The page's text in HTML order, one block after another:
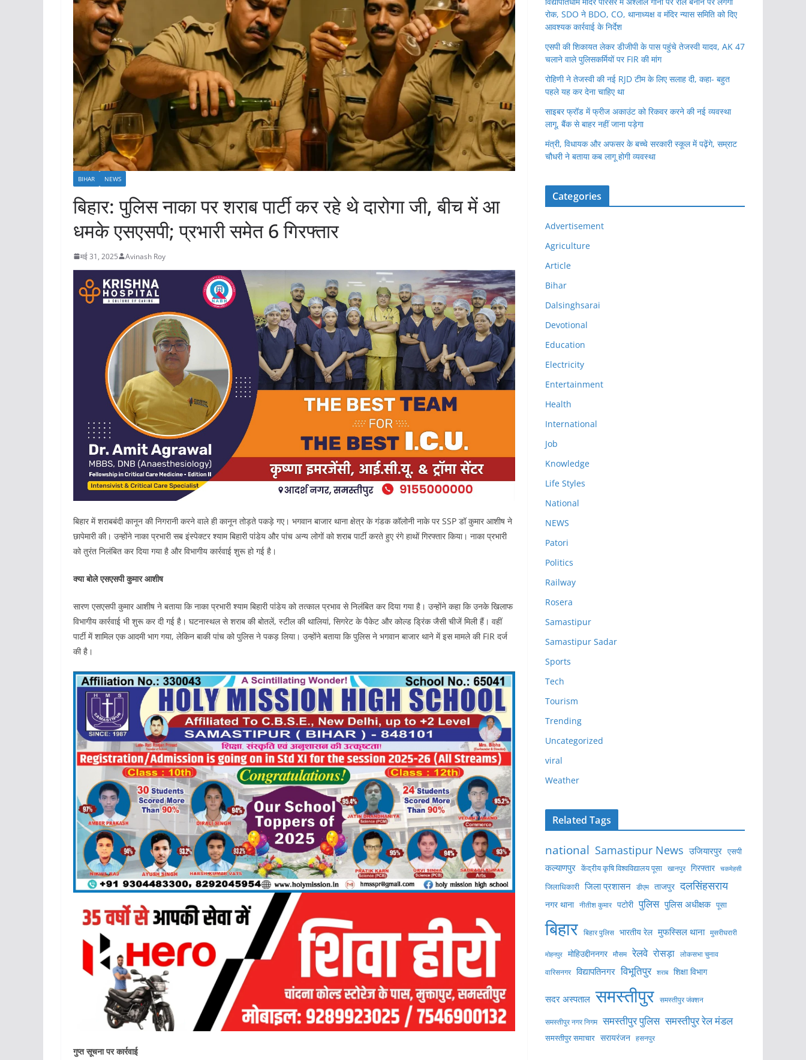
BIHAR NEWS
बिहार: पुलिस नाका पर शराब पार्टी कर रहे थे दारोगा जी, बीच में आ
धमके एसएसपी; प्रभारी समेत 6 गिरफ्तार
मई 31, 2025 Avinash Roy
बिहार में शराबबंदी कानून की निगरानी करने वाले ही कानून तोड़ते पकड़े गए। भगवान बाजार थाना क्षेत्र के गंडक कॉलोनी नाके पर SSP डॉ कुमार आशीष ने
छापेमारी की। उन्होंने नाका प्रभारी सब इंस्पेक्टर श्याम बिहारी पांडेय और पांच अन्य लोगों को शराब पार्टी करते हुए रंगे हाथों गिरफ्तार किया। नाका प्रभारी
को तुरंत निलंबित कर दिया गया है और विभागीय कार्रवाई शुरू हो गई है।
क्या बोले एसएसपी कुमार आशीष
सारण एसएसपी कुमार आशीष ने बताया कि नाका प्रभारी श्याम बिहारी पांडेय को तत्काल प्रभाव से निलंबित कर दिया गया है। उन्होंने कहा कि उनके खिलाफ
विभागीय कार्रवाई भी शुरू कर दी गई है। घटनास्थल से शराब की बोतलें, स्टील की थालियां, सिगरेट के पैकेट और कोल्ड ड्रिंक जैसी चीजें मिली हैं। वहीं
पार्टी में शामिल एक आदमी भाग गया, लेकिन बाकी पांच को पुलिस ने पकड़ लिया। उन्होंने बताया कि पुलिस ने भगवान बाजार थाने में इस मामले की FIR दर्ज
की है।
गुप्त सूचना पर कार्रवाई
रोक, SDO ने BDO, CO, थानाध्यक्ष व मंदिर न्यास समिति को दिए
आवश्यक कार्रवाई के निर्देश
एसपी की शिकायत लेकर डीजीपी के पास पहुंचे तेजस्वी यादव, AK 47
चलाने वाले पुलिसकर्मियों पर FIR की मांग
रोहिणी ने तेजस्वी की नई RJD टीम के लिए सलाह दी, कहा- बहुत
पहले यह कर देना चाहिए था
साइबर फ्रॉड में फ्रीज अकाउंट को रिकवर करने की नई व्यवस्था
लागू, बैंक से बाहर नहीं जाना पड़ेगा
मंत्री, विधायक और अफसर के बच्चे सरकारी स्कूल में पढ़ेंगे, सम्राट
चौधरी ने बताया कब लागू होगी व्यवस्था
Categories
Advertisement
Agriculture
Article
Bihar
Dalsinghsarai
Devotional
Education
Electricity
Entertainment
Health
International
Job
Knowledge
Life Styles
National
NEWS
Patori
Politics
Railway
Rosera
Samastipur
Samastipur Sadar
Sports
Tech
Tourism
Trending
Uncategorized
viral
Weather
Related Tags
national Samastipur News उजियारपुर एसपी
कल्याणपुर केंद्रीय कृषि विश्वविद्यालय पूसा खानपुर गिरफ्तार चकमेहसी
जिलाधिकारी जिला प्रशासन डीएम ताजपुर दलसिंहसराय
नगर थाना नीतीश कुमार पटोरी पुलिस पुलिस अधीक्षक पूसा
बिहार बिहार पुलिस भारतीय रेल मुफस्सिल थाना मुसरीघरारी
मोहनपुर मोहिउद्दीननगर मौसम रेलवे रोसड़ा लोकसभा चुनाव
वारिसनगर विद्यापतिनगर विभूतिपुर शराब शिक्षा विभाग
सदर अस्पताल समस्तीपुर समस्तीपुर जंक्शन
समस्तीपुर नगर निगम समस्तीपुर पुलिस समस्तीपुर रेल मंडल
समस्तीपुर समाचार सरायरंजन हसनपुर